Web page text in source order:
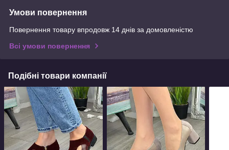
Умови повернення
Повернення товару впродовж 14 днів за домовленістю
Всі умови повернення
Подібні товари компанії